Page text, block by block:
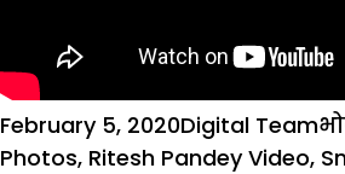
Posted
on
February 5, 2020Author
Digital Team
Photos, Ritesh Pandey Video,